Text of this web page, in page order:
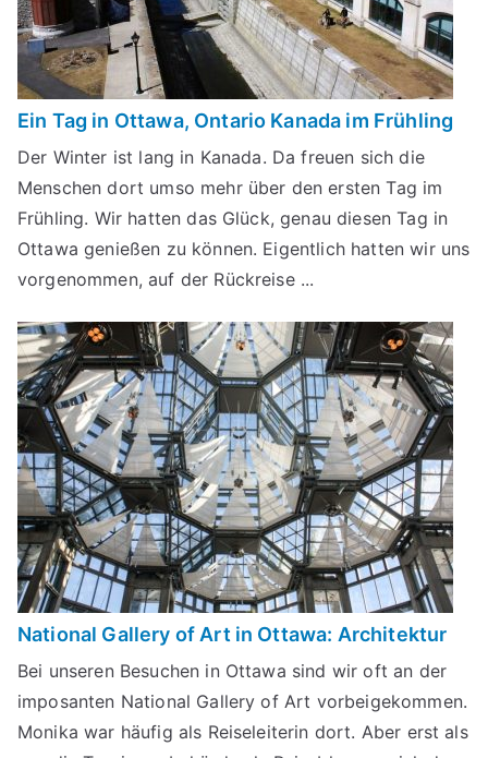
Ein Tag in Ottawa, Ontario Kanada im Frühling
Der Winter ist lang in Kanada. Da freuen sich die
Menschen dort umso mehr über den ersten Tag im
Frühling. Wir hatten das Glück, genau diesen Tag in
Ottawa genießen zu können. Eigentlich hatten wir uns
vorgenommen, auf der Rückreise ...
National Gallery of Art in Ottawa: Architektur
Bei unseren Besuchen in Ottawa sind wir oft an der
imposanten National Gallery of Art vorbeigekommen.
Monika war häufig als Reiseleiterin dort. Aber erst als